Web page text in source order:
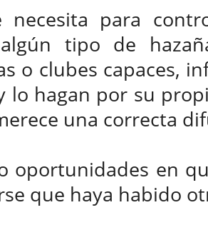
necesita para
tipo de
o clubes capaces,
lo hagan por su
una correcta
oportunidades en
que haya habido